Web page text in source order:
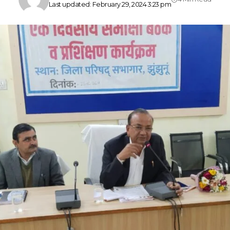
Last updated: February 29, 2024 3:23 pm